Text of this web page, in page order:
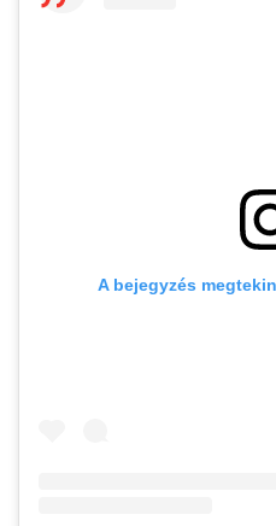
A bejegyzés